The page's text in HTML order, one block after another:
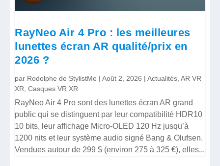
RayNeo Air 4 Pro : les meilleures
lunettes écran AR qualité/prix en
2026 ?
par Rodolphe de StylistMe |Août 2, 2026 |Actualités ,AR VR
XR ,Casques VR XR
RayNeo Air 4 Pro sont des lunettes écran AR grand
public qui se distinguent par leur compatibilité HDR10
10 bits, leur affichage Micro-OLED 120 Hz jusqu’à
1200 nits et leur système audio signé Bang & Olufsen.
Vendues autour de 299 $ (environ 275 à 325 €), elles...